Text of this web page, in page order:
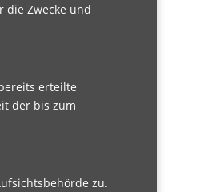
die Zwecke und
erteilte
der bis zum
zu.